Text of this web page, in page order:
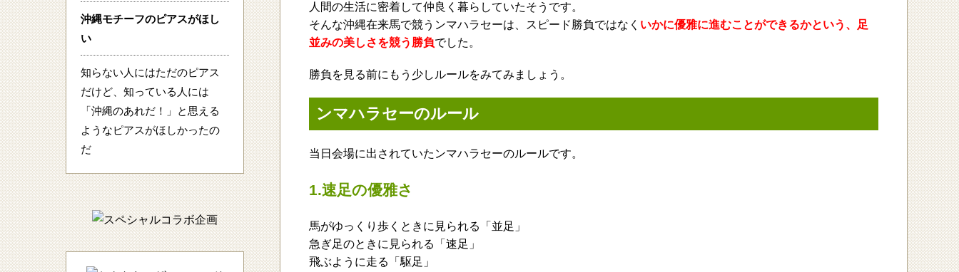
人間の生活に密着して仲良く暮らしていたそうです。
そんな沖縄在来馬で競うンマハラセーは、スピード勝負ではなく いかに優雅に進むことができるかという、足
並みの美しさを競う勝負でした。
勝負を見る前にもう少しルールをみてみましょう。
ンマハラセーのルール
当日会場に出されていたンマハラセーのルールです。
1.速足の優雅さ
馬がゆっくり歩くときに見られる「並足」
急ぎ足のときに見られる「速足」
飛ぶように走る「駆足」
沖縄モチーフのピアスがほし
い
知らない人にはただのピアス
だけど、知っている人には
「沖縄のあれだ！」と思える
ようなピアスがほしかったの
だ